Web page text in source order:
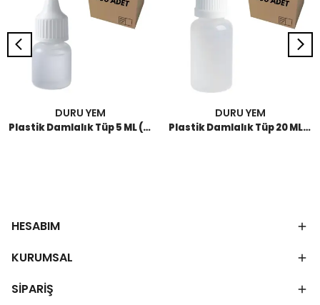
DURU YEM
Plastik Damlalık Tüp 5 ML (100 Adet)
DURU YEM
Plastik Damlalık Tüp 20 ML (100 Adet)
HESABIM
KURUMSAL
SİPARİŞ